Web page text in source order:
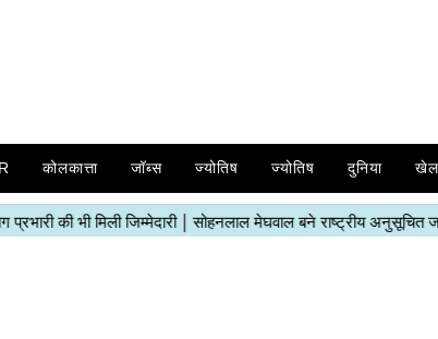
कोलकात्ता जॉब्स ज्योतिष ज्योतिष दुनिया खेल